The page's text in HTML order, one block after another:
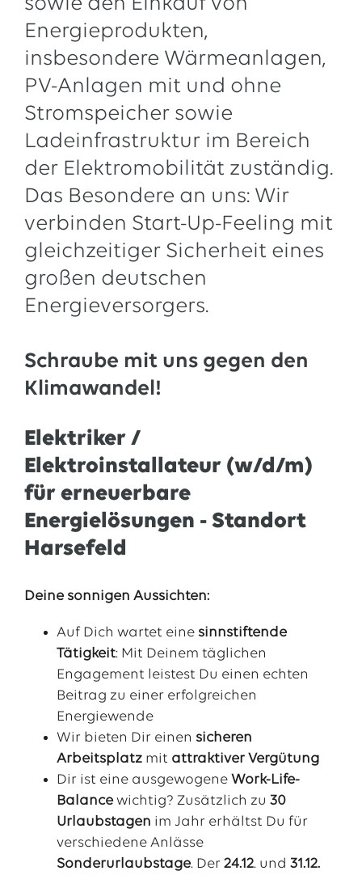
sowie den Einkauf von
Energieprodukten,
insbesondere Wärmeanlagen,
PV-Anlagen mit und ohne
Stromspeicher sowie
Ladeinfrastruktur im Bereich
der Elektromobilität zuständig.
Das Besondere an uns: Wir
verbinden Start-Up-Feeling mit
gleichzeitiger Sicherheit eines
großen deutschen
Energieversorgers.
Schraube mit uns gegen den
Klimawandel!
Elektriker /
Elektroinstallateur (w/d/m)
für erneuerbare
Energielösungen - Standort
Harsefeld
Deine sonnigen Aussichten:
Auf Dich wartet eine sinnstiftende
Tätigkeit: Mit Deinem täglichen
Engagement leistest Du einen echten
Beitrag zu einer erfolgreichen
Energiewende
Wir bieten Dir einen sicheren
Arbeitsplatz mit attraktiver Vergütung
Dir ist eine ausgewogene Work-Life-
Balancewichtig? Zusätzlich zu 30
Urlaubstagen im Jahr erhältst Du für
verschiedene Anlässe
Sonderurlaubstage. Der24.12. und 31.12.
13.07.2026
EWE VERTRIEB GmbH
Neue Wärmepumpenförderung: EWE gibt Orientierung
30.06.2026
EWE NETZ GmbH
Spatenstich für erste Wasserstoffpipeline im Nordwesten
EWE AG
Salzgitter AG und EWE schließen Vertrag über die ...
Alle Pressemitteilungen